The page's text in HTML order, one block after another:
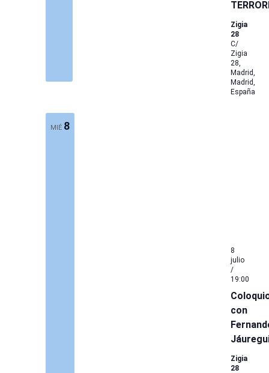
Zigia
28
C/
Zigia
28,
Madrid,
Madrid,
España
MIÉ 8
con
8
julio
/
19:00
Zigia
28